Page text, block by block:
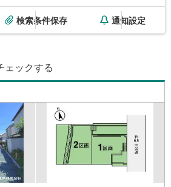
検索条件保存 通知設定
ェックする